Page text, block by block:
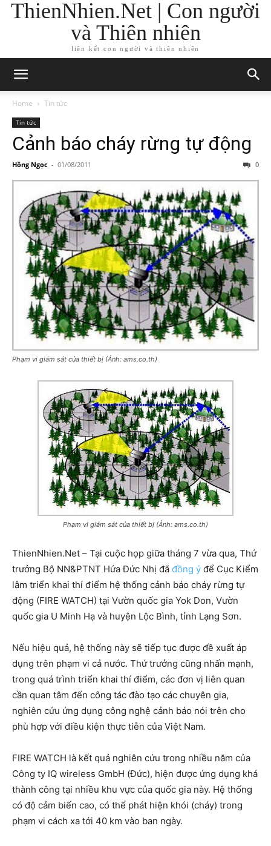
ThienNhien.Net | Con người
và Thiên nhiên
liên kết con người và thiên nhiên
Home Tin tức
Tin tức
Cảnh báo cháy rừng tự động
Hồng Ngọc - 01/08/2011 0
Phạm vi giám sát của thiết bị (Ảnh: ams.co.th)
Phạm vi giám sát của thiết bị (Ảnh: ams.co.th)
ThienNhien.Net – Tại cuộc họp giữa tháng 7 vừa qua, Thứ
trưởng Bộ NN&PTNT Hứa Đức Nhị đã đồng ý để Cục Kiểm
lâm triển khai thí điểm hệ thống cảnh báo cháy rừng tự
động (FIRE WATCH) tại Vườn quốc gia Yok Don, Vườn
quốc gia U Minh Hạ và huyện Lộc Bình, tỉnh Lạng Sơn.
Nếu hiệu quả, hệ thống này sẽ tiếp tục được đề xuất áp
dụng trên phạm vi cả nước. Thứ trưởng cũng nhấn mạnh,
trong quá trình triển khai thí điểm, các đơn vị liên quan
cần quan tâm đến công tác đào tạo các chuyên gia,
nghiên cứu ứng dụng công nghệ cảnh báo nói trên cho
phù hợp với điều kiện thực tiễn của Việt Nam.
FIRE WATCH là kết quả nghiên cứu trong nhiều năm của
Công ty IQ wireless GmbH (Đức), hiện được ứng dụng khá
thành công tại nhiều khu vực của quốc gia này. Hệ thống
có độ cảm biến cao, có thể phát hiện khói (cháy) trong
phạm vi cách xa tới 40 km vào ban ngày.